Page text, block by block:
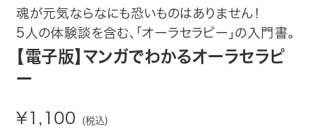
ビジネス・経営・情報
社会・思想・哲学
電子書籍
魂が元気ならなにも恐いものはありません！
5人の体験談を含む、「オーラセラピー」の入門書。
【電子版】マンガでわかるオーラセラピ
ー
¥1,100 (税込)